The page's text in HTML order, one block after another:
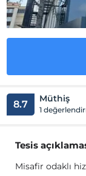
8.7 Müthiş
1
Tesis
Misafir odaklı